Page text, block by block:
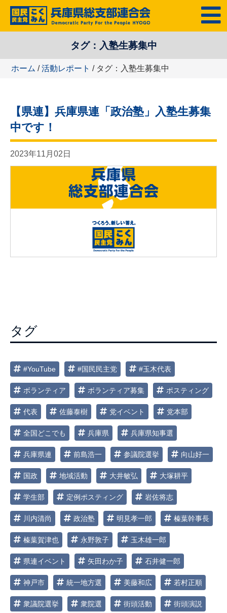
テ
ツ
MENU
タグ：入塾生募集中
ホーム /活動レポート / タグ：入塾生募集中
【県連】兵庫県連「政治塾」入塾生募集
中です！
2023年11月02日
タグ
#YouTube #国民民主党 #玉木代表
ボランティア ボランティア募集 ポスティング
代表 佐藤泰樹 党イベント 党本部
全国どこでも 兵庫県 兵庫県知事選
兵庫県連 前島浩一 参議院選挙 向山好一
国政 地域活動 大井敏弘 大塚耕平
学生部 定例ポスティング 岩佐将志
川内清尚 政治塾 明見孝一郎 榛葉幹事長
榛葉賀津也 永野敦子 玉木雄一郎
県連イベント 矢田わか子 石井健一郎
神戸市 統一地方選 美藤和広 若村正順
衆議院選挙 衆院選 街頭活動 街頭演説